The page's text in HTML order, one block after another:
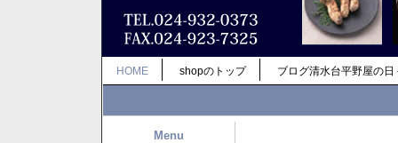
HOME shopのトップ ブログ清水台平野屋の日
Menu